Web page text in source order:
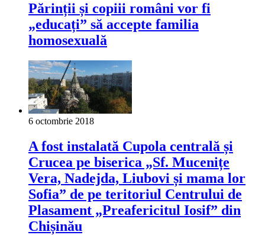
Părinții și copiii români vor fi
„educați” să accepte familia
homosexuală
6 octombrie 2018
A fost instalată Cupola centrală și
Crucea pe biserica „Sf. Mucenițe
Vera, Nadejda, Liubovi și mama lor
Sofia” de pe teritoriul Centrului de
Plasament „Preafericitul Iosif” din
Chișinău